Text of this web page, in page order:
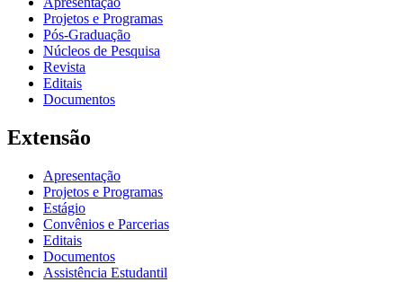
Projetos e Programas
Pós-Graduação
Núcleos de Pesquisa
Revista
Editais
Documentos
Extensão
Apresentação
Projetos e Programas
Estágio
Convênios e Parcerias
Editais
Documentos
Assistência Estudantil